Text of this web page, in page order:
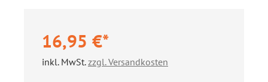
16,95 €*
inkl. MwSt.zzgl. Versandkosten